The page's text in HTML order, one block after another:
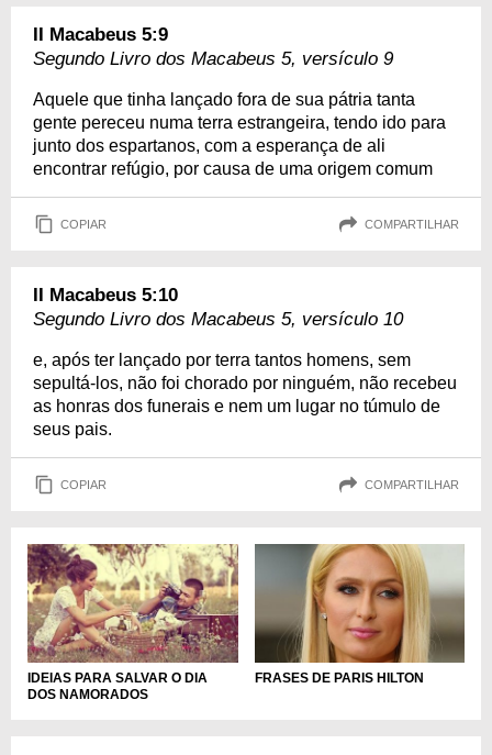
II Macabeus 5:9
Segundo Livro dos Macabeus 5, versículo 9
Aquele que tinha lançado fora de sua pátria tanta
gente pereceu numa terra estrangeira, tendo ido para
junto dos espartanos, com a esperança de ali
encontrar refúgio, por causa de uma origem comum
COPIAR COMPARTILHAR
II Macabeus 5:10
Segundo Livro dos Macabeus 5, versículo 10
e, após ter lançado por terra tantos homens, sem
sepultá-los, não foi chorado por ninguém, não recebeu
as honras dos funerais e nem um lugar no túmulo de
seus pais.
COPIAR COMPARTILHAR
IDEIAS PARA SALVAR O DIA
DOS NAMORADOS
FRASES DE PARIS HILTON